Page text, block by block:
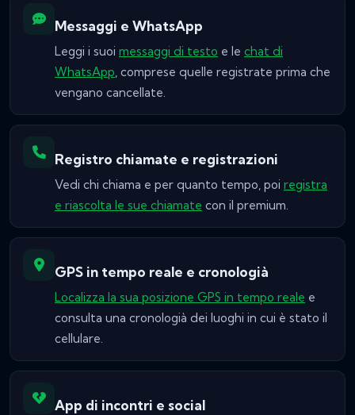
Messaggi e WhatsApp
Leggi i suoi messaggi di testo e le chat di
WhatsApp , comprese quelle registrate prima che
vengano cancellate.
Registro chiamate e registrazioni
Vedi chi chiama e per quanto tempo, poi registra
e riascolta le sue chiamate con il premium.
GPS in tempo reale e cronologià
Localizza la sua posizione GPS in tempo reale e
consulta una cronologià dei luoghi in cui è stato il
cellulare.
App di incontri e social